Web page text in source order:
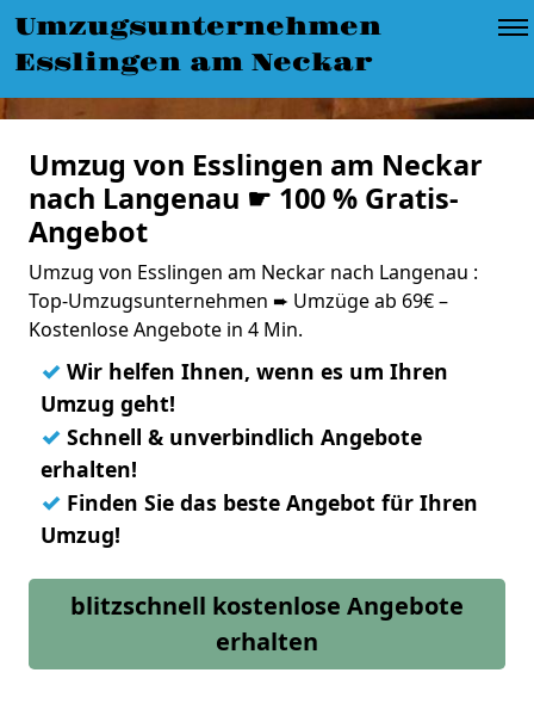
Umzugsunternehmen
Esslingen am Neckar
Umzug von Esslingen am Neckar
nach Langenau ☛ 100 % Gratis-
Angebot
Umzug von Esslingen am Neckar nach Langenau :
Top-Umzugsunternehmen ➨ Umzüge ab 69€ –
Kostenlose Angebote in 4 Min.
✓ Wir helfen Ihnen, wenn es um Ihren
Umzug geht!
✓ Schnell & unverbindlich Angebote
erhalten!
✓ Finden Sie das beste Angebot für Ihren
Umzug!
blitzschnell kostenlose Angebote
erhalten